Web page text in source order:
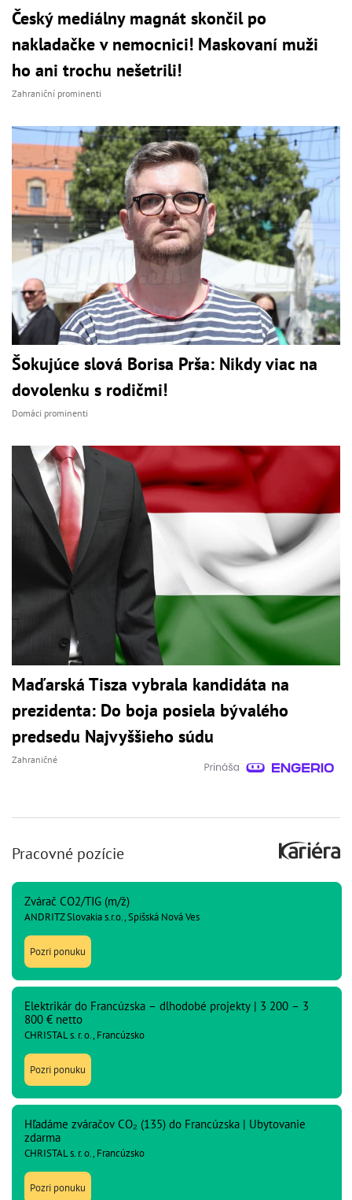
Český mediálny magnát skončil po
nakladačke v nemocnici! Maskovaní muži
ho ani trochu nešetrili!
Zahraniční prominenti
Šokujúce slová Borisa Prša: Nikdy viac na
dovolenku s rodičmi!
Domáci prominenti
Maďarská Tisza vybrala kandidáta na
prezidenta: Do boja posiela bývalého
predsedu Najvyššieho súdu
Zahraničné
Pracovné pozície
Zvárač CO2/TIG (m/ž)
ANDRITZ Slovakia s.r.o., Spišská Nová Ves
Pozri ponuku
Elektrikár do Francúzska – dlhodobé projekty | 3 200 – 3
800 € netto
CHRISTAL s. r. o., Francúzsko
Pozri ponuku
Hľadáme zváračov CO₂ (135) do Francúzska | Ubytovanie
zdarma
CHRISTAL s. r. o., Francúzsko
Pozri ponuku